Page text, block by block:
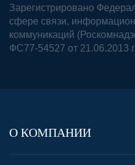
Зарегистрировано
сфере связи,
коммуникаций
ФС77-54527 от 21.06.2013 г.
О КОМПАНИИ